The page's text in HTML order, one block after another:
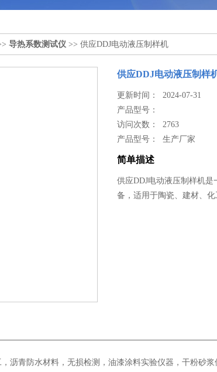
导热系数测试仪 >> 供应DDJ电动液压制样机
供应DDJ电动液压制样
更新时间： 2024-07-31
产品型号：
访问次数： 2763
产品型号： 生产厂家
简单描述
供应DDJ电动液压制样机
备，适用于陶瓷、建材、化
沥青防水材料，无损检测，油漆涂料实验仪器，干粉砂